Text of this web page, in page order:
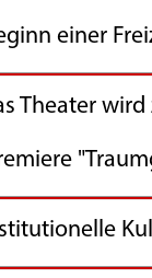
einer
wird zum